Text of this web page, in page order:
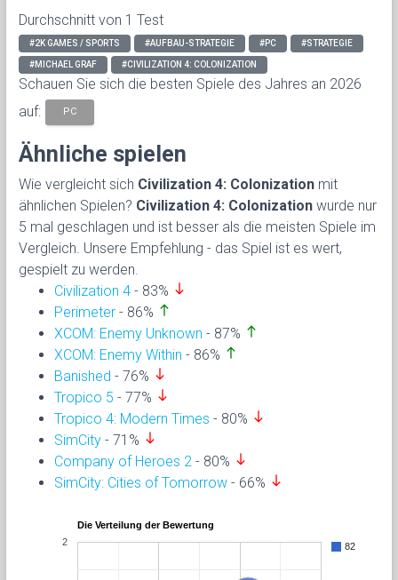
Durchschnitt von 1 Test
#2K GAMES / SPORTS #AUFBAU-STRATEGIE #PC #STRATEGIE
#MICHAEL GRAF #CIVILIZATION 4: COLONIZATION
Schauen Sie sich die besten Spiele des Jahres an 2026
auf:
PC
Ähnliche spielen
Wie vergleicht sich Civilization 4: Colonization mit
ähnlichen Spielen? Civilization 4: Colonization wurde nur
5 mal geschlagen und ist besser als die meisten Spiele im
Vergleich. Unsere Empfehlung - das Spiel ist es wert,
gespielt zu werden.
Civilization 4 - 83% south
Perimeter - 86% north
XCOM: Enemy Unknown - 87% north
XCOM: Enemy Within - 86% north
Banished - 76% south
Tropico 5 - 77% south
Tropico 4: Modern Times - 80% south
SimCity - 71% south
Company of Heroes 2 - 80% south
SimCity: Cities of Tomorrow - 66% south
Die Verteilung der Bewertung
82
2